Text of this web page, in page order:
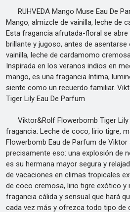
RUHVEDA Mango Muse Eau De
Mango, almizcle de vainilla, leche de
Esta fragancia afrutada-floral se
brillante y jugoso, antes de asentarse
vainilla, leche de cardamomo
Inspirada en los veranos indios en
mango, es una fragancia íntima,
siente como un recuerdo familiar.
Tiger Lily Eau De Parfum
Viktor&Rolf Flowerbomb Tiger Lily
fragancia: Leche de coco, lirio tigre,
Flowerbomb Eau de Parfum de Viktor
precisamente eso: una explosión de
es su hermana mayor segura y
de vacaciones en climas tropicales
de coco cremosa, lirio tigre exótico y
fragancia cálida y sensual que hará
cada vez más y ofrezca todo tipo de